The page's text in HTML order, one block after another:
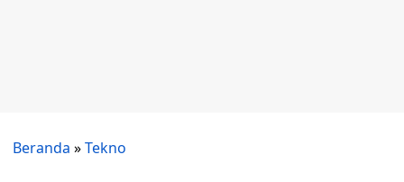
Beranda »Tekno